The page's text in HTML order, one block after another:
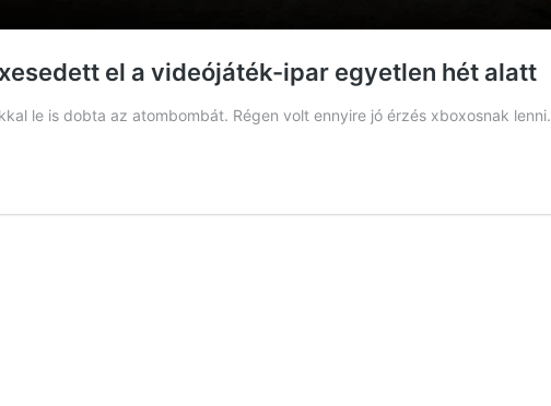
el a videójáték-ipar egyetlen hét alatt
le is dobta az atombombát. Régen volt ennyire jó érzés xboxosnak lenni.